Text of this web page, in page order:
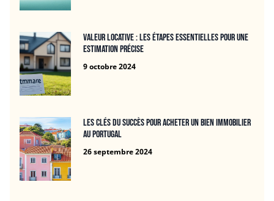
Valeur locative : Les étapes essentielles pour une
estimation précise
9 octobre 2024
Les clés du succès pour acheter un bien immobilier
au Portugal
26 septembre 2024